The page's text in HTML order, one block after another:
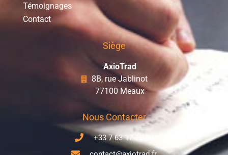
Témoignages
Contact
Siège
AxioTrad
8B, rue Jablinot
77100 Meaux
Nous Contacter
+33 7 63 17 75 58